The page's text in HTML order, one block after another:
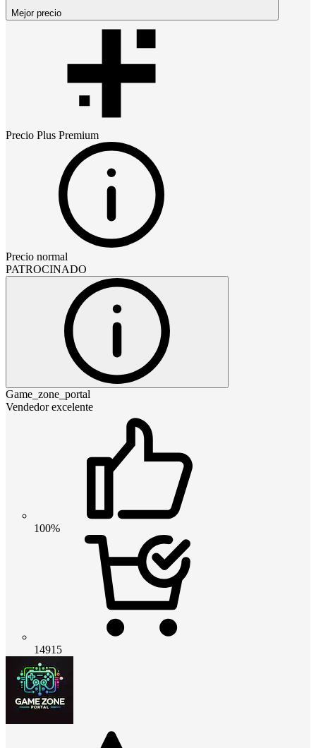
Mejor precio
Precio Plus Premium
Precio normal
PATROCINADO
Game_zone_portal
Vendedor excelente
100%
14915